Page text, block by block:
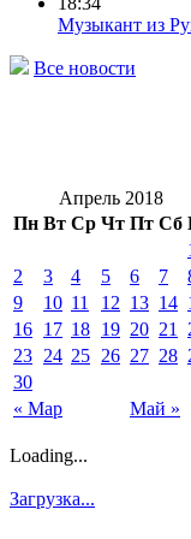
Музыкант из
Все новости
Апрель 2018
Пн Вт Ср Чт Пт Сб
« Мар Май »
2
3 4 5 6 7
9
10 11 12 13 14
16 17 18 19 20 21
23 24 25 26 27 28
30
Loading...
Загрузка...